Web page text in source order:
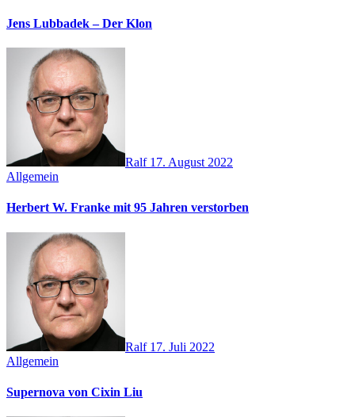
Jens Lubbadek – Der Klon
Ralf 17. August 2022
Allgemein
Herbert W. Franke mit 95 Jahren verstorben
Ralf 17. Juli 2022
Allgemein
Supernova von Cixin Liu